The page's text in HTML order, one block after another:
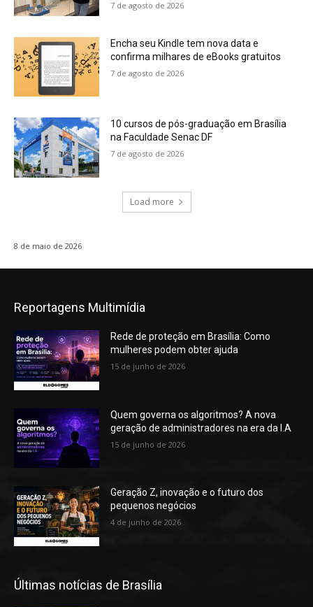
7 de agosto de 2026
Encha seu Kindle tem nova data e
confirma milhares de eBooks gratuitos
7 de agosto de 2026
10 cursos de pós-graduação em Brasília
na Faculdade Senac DF
7 de agosto de 2026
Load more
8 de maio de 2026
Reportagens Multimídia
Rede de proteção em Brasília: Como
mulheres podem obter ajuda
15 de junho de 2026
Quem governa os algoritmos? A nova
geração de administradores na era da I.A
15 de junho de 2026
Geração Z, inovação e o futuro dos
pequenos negócios
4 de junho de 2026
Últimas notícias de Brasília